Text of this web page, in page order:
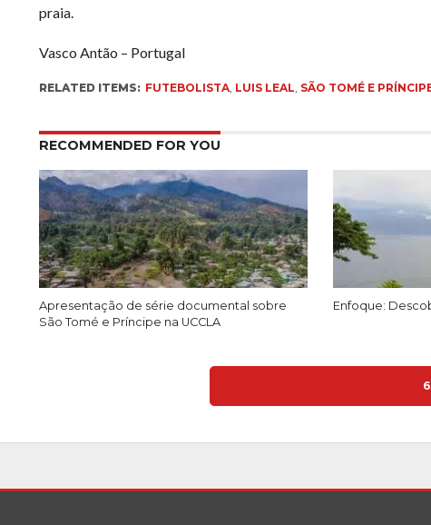
praia.
Vasco Antão – Portugal
RELATED ITEMS: FUTEBOLISTA, LUIS LEAL, SÃO TOMÉ E
RECOMMENDED FOR YOU
Apresentação de série documental sobre
São Tomé e Príncipe na UCCLA
Enfoque: